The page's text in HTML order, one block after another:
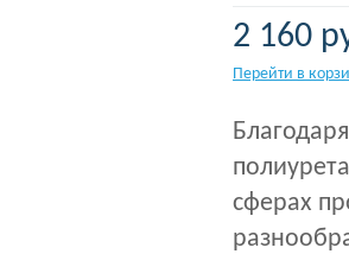
2 160
Перейти в
сферах